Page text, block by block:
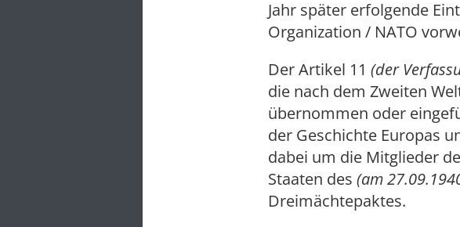
Jahr später erfolgende
Organization / NATO
Der Artikel 11 (der
die nach dem Zweiten
übernommen oder
der Geschichte Europas
dabei um die Mitglieder
Staaten des (am
Dreimächtepaktes.